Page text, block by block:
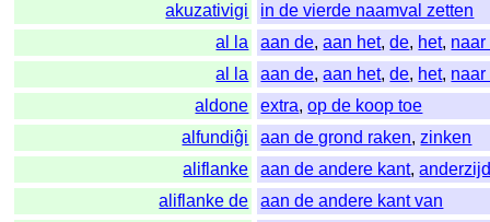
akuzativigi
in de vierde naamval zetten
al la
aan de,aan het,de, het, naar
al la
aan de,aan het,de, het, naar
aldone
extra,op de koop toe
alfundiĝi
aan de grond raken,zinken
aliflanke
aan de andere kant,
aliflanke de
aan de andere kant van